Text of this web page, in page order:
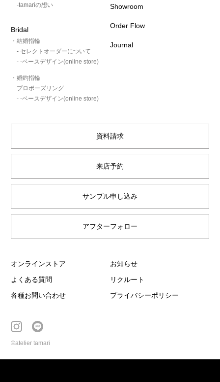
-tamariの想い
Bridal
・結婚指輪
- セレクトオーダーについて
- -ベースデザイン(online store)
・婚約指輪
プロポーズリング
- -ベースデザイン(online store)
Showroom
Order Flow
Journal
オンラインストア
お知らせ
よくある質問
リクルート
各種お問い合わせ
プライバシーポリシー
資料請求
来店予約
サンプル申し込み
アフターフォロー
©atelier tamari